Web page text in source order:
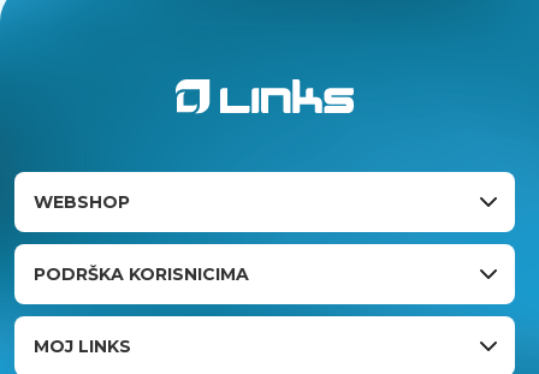
WEBSHOP
PODRŠKA KORISNICIMA
MOJ LINKS